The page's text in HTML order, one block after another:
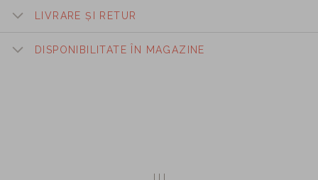
LIVRARE ȘI RETUR
DISPONIBILITATE ÎN MAGAZINE